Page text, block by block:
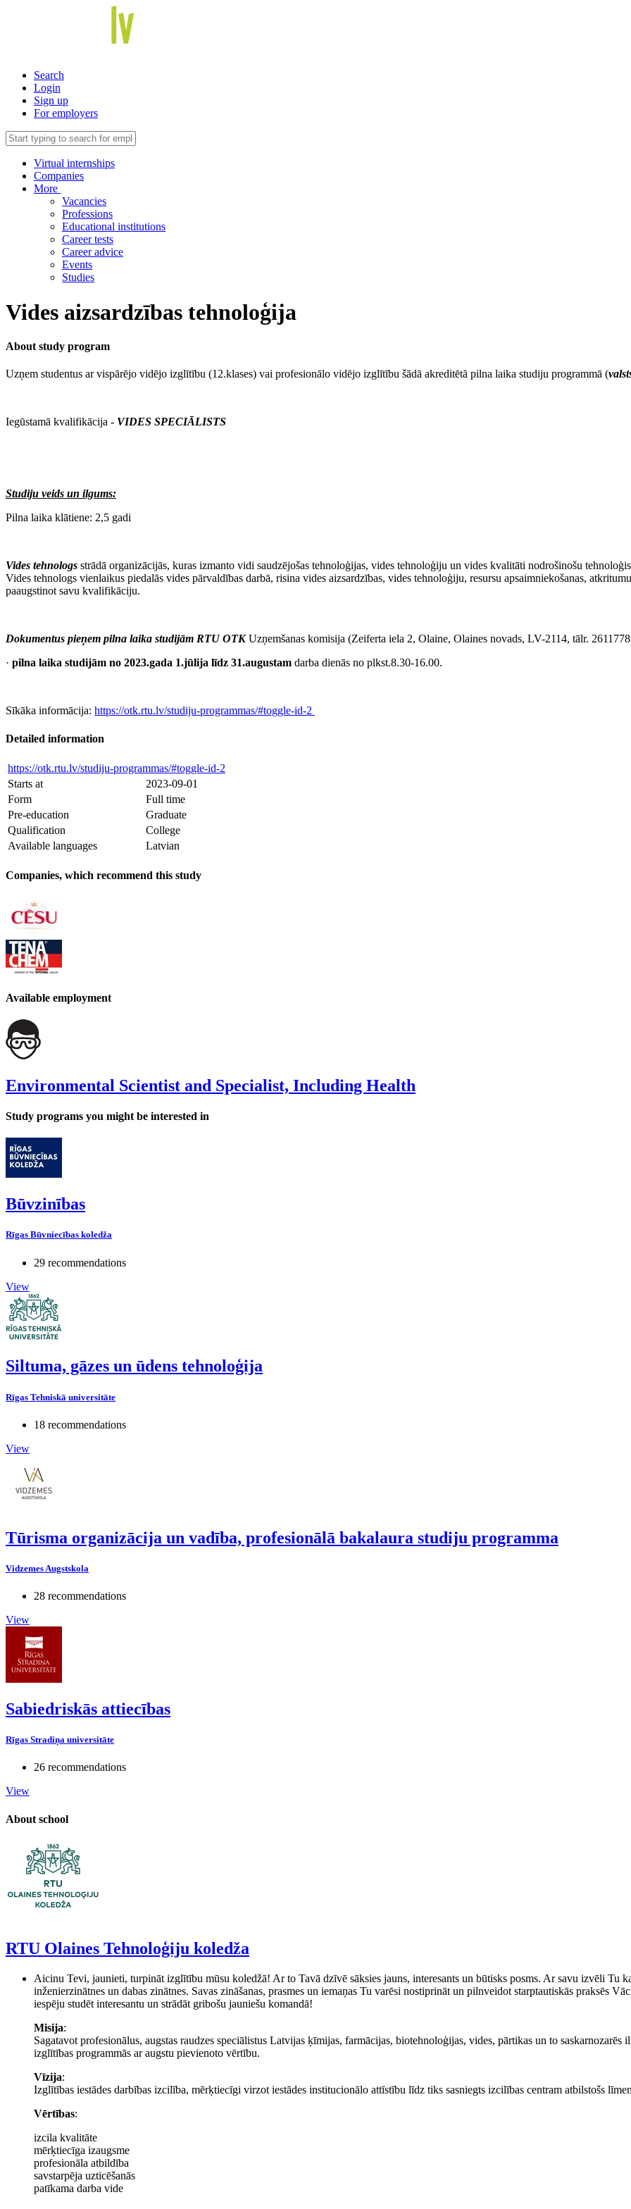
Search
Login
Sign up
For employers
Virtual internships
Companies
More
Vacancies
Professions
Educational institutions
Career tests
Career advice
Events
Studies
Vides aizsardzības tehnoloģija
About study program
Uzņem studentus ar vispārējo vidējo izglītību (12.klases) vai profesionālo vidējo izglītību šādā akreditētā pilna laika studiju programmā (
Iegūstamā kvalifikācija - VIDES SPECIĀLISTS
Studiju veids un ilgums:
Pilna laika klātiene: 2,5 gadi
Vides tehnologs strādā organizācijās, kuras izmanto vidi saudzējošas tehnoloģijas, vides tehnoloģiju un vides kvalitāti nodrošinošu
Vides tehnologs vienlaikus piedalās vides pārvaldības darbā, risina vides aizsardzības, vides tehnoloģiju, resursu apsaimniekošanas,
paaugstinot savu kvalifikāciju.
Dokumentus pieņem pilna laika studijām RTU OTK Uzņemšanas komisija (Zeiferta iela 2, Olaine, Olaines novads, LV-2114, tālr.
· pilna laika studijām no 2023.gada 1.jūlija līdz 31.augustam darba dienās no plkst.8.30‑16.00.
Sīkāka informācija: https://otk.rtu.lv/studiju-programmas/#toggle-id-2
Detailed information
https://otk.rtu.lv/studiju-programmas/#toggle-id-2
Starts at
2023-09-01
Form
Full time
Pre-education
Graduate
Qualification
College
Available languages
Latvian
Companies, which recommend this study
Available employment
Environmental Scientist and Specialist, Including Health
Study programs you might be interested in
Būvzinības
Rīgas Būvniecības koledža
29 recommendations
View
Siltuma, gāzes un ūdens tehnoloģija
Rīgas Tehniskā universitāte
18 recommendations
View
Tūrisma organizācija un vadība, profesionālā bakalaura studiju programma
Vidzemes Augstskola
28 recommendations
View
Sabiedriskās attiecības
Rīgas Stradiņa universitāte
26 recommendations
View
About school
RTU Olaines Tehnoloģiju koledža
Aicinu Tevi, jaunieti, turpināt izglītību mūsu koledžā! Ar to Tavā dzīvē sāksies jauns, interesants un būtisks posms. Ar savu izvēli Tu
inženierzinātnes un dabas zinātnes. Savas zināšanas, prasmes un iemaņas Tu varēsi nostiprināt un pilnveidot starptautiskās praksēs
iespēju studēt interesantu un strādāt gribošu jauniešu komandā!
Misija:
Sagatavot profesionālus, augstas raudzes speciālistus Latvijas ķīmijas, farmācijas, biotehnoloģijas, vides, pārtikas un to
izglītības programmās ar augstu pievienoto vērtību.
Vīzija:
Izglītības iestādes darbības izcilība, mērķtiecīgi virzot iestādes institucionālo attīstību līdz tiks sasniegts izcilības centram atbilstošs
Vērtības:
izcila kvalitāte
mērķtiecīga izaugsme
profesionāla atbildība
savstarpēja uzticēšanās
patīkama darba vide